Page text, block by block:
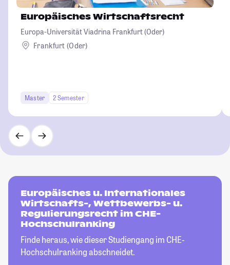
Europäisches Wirtschaftsrecht
Europa-Universität Viadrina Frankfurt (Oder)
Frankfurt (Oder)
Master 2 Semester
Europäisches u. Internationales
Wirtschafts-, Wettbewerbs- u.
Regulierungsrecht im CHE-
Hochschulranking
Finde heraus, wie dieser Studiengang im CHE-
Hochschulranking abschneidet.